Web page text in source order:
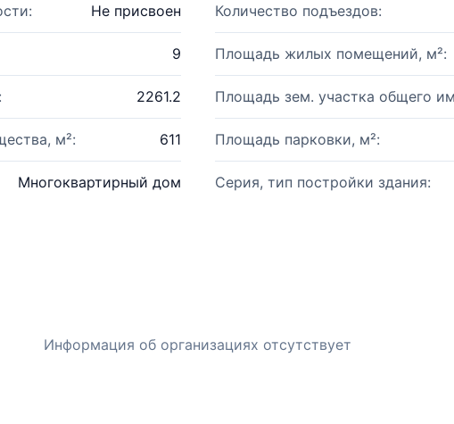
Не присвоен Количество подъездов:
9 Площадь жилых помещений, м²:
2261.2 Площадь зем. участка общего
м²: 611 Площадь парковки, м²:
Многоквартирный дом Серия, тип постройки здания:
Информация об организациях отсутствует